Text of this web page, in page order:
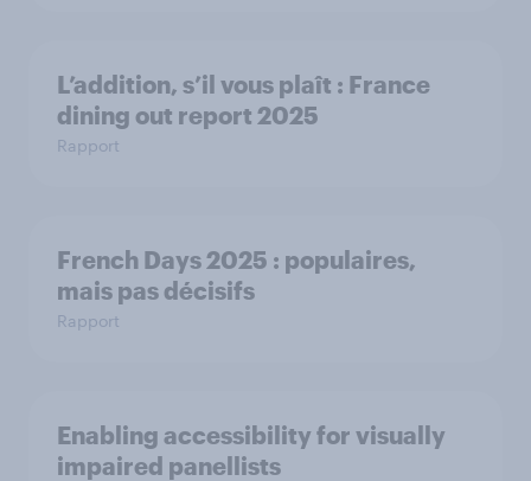
L’addition, s’il vous plaît : France
dining out report 2025​
Rapport
French Days 2025 : populaires,
mais pas décisifs
Rapport
Enabling accessibility for visually
impaired panellists